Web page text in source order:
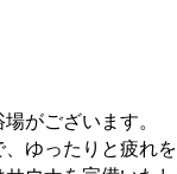
がございます。
ゆったりと疲れを